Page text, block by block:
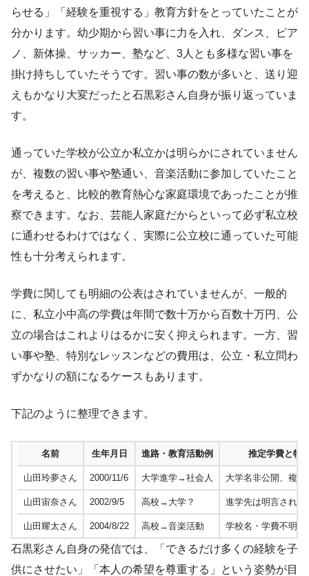
らせる」「経験を重視する」教育方針をとっていたことが
分かります。幼少期から習い事に力を入れ、ダンス、ピア
ノ、新体操、サッカー、塾など、3人とも多様な習い事を
掛け持ちしていたそうです。習い事の数が多いと、送り迎
えもかなり大変だったと石黒彩さん自身が振り返っていま
す。
通っていた学校が公立か私立かは明らかにされていません
が、複数の習い事や塾通い、音楽活動に参加していたこと
を考えると、比較的教育熱心な家庭環境であったことが推
察できます。なお、芸能人家庭だからといって必ず私立校
に通わせるわけではなく、実際に公立校に通っていた可能
性も十分考えられます。
学費に関しても明細の公表はされていませんが、一般的
に、私立小中高の学費は年間で数十万から百数十万円、公
立の場合はこれよりはるかに安く抑えられます。一方、習
い事や塾、特別なレッスンなどの費用は、公立・私立問わ
ずかなりの額になるケースもあります。
下記のように整理できます。
名前 生年月日 進路・教育活動例 推定学費と特
山田玲夢さん 2000/11/6 大学進学→社会人 大学名非公開、複数
山田宙奈さん 2002/9/5 高校→大学？ 進学先は明言されず
山田耀太さん 2004/8/22 高校→音楽活動 学校名・学費不明
石黒彩さん自身の発信では、「できるだけ多くの経験を子
供にさせたい」「本人の希望を尊重する」という姿勢が目